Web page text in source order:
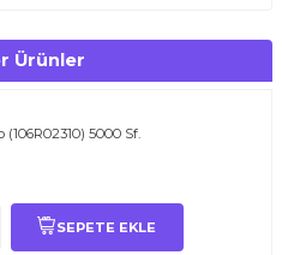
Ürünler
(106R02310) 5000 Sf.
SEPETE EKLE